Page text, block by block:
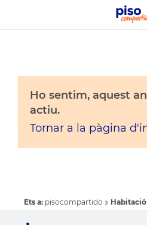
Ho sentim, aquest
actiu.
Tornar a la pàgina
Ets a: pisocompartido